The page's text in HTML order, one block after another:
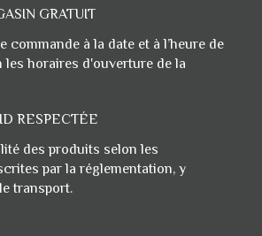
GRATUIT
commande à la date et à l’heure de
les horaires d'ouverture de la
RESPECTÉE
des produits selon les
par la réglementation, y
transport.